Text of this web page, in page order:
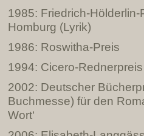
1985: Friedrich-
Homburg (Lyrik)
1986: Roswitha-Preis
1994: Cicero-Rednerpreis
2002: Deutscher
Buchmesse) für den
Wort‘